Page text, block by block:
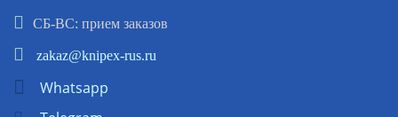
СБ-ВС: прием заказов
zakaz@knipex-rus.ru
Whatsapp